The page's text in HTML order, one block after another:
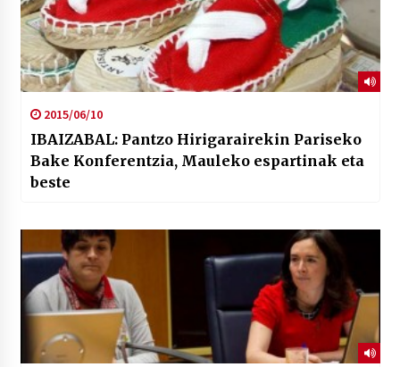
2015/06/10
IBAIZABAL: Pantzo Hirigarairekin Pariseko
Bake Konferentzia, Mauleko espartinak eta
beste